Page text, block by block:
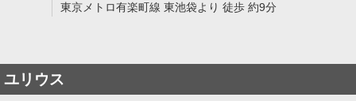
東京メトロ有楽町線 東池袋より 徒歩 約9分
ユリウス